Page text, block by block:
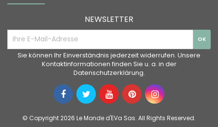
NEWSLETTER
Sie können Ihr Einverständnis jederzeit widerrufen. Unsere
Kontaktinformationen finden Sie u. a. in der
Datenschutzerklärung.
© Copyright 2026 Le Monde d'EVa Sas. All Rights Reserved.